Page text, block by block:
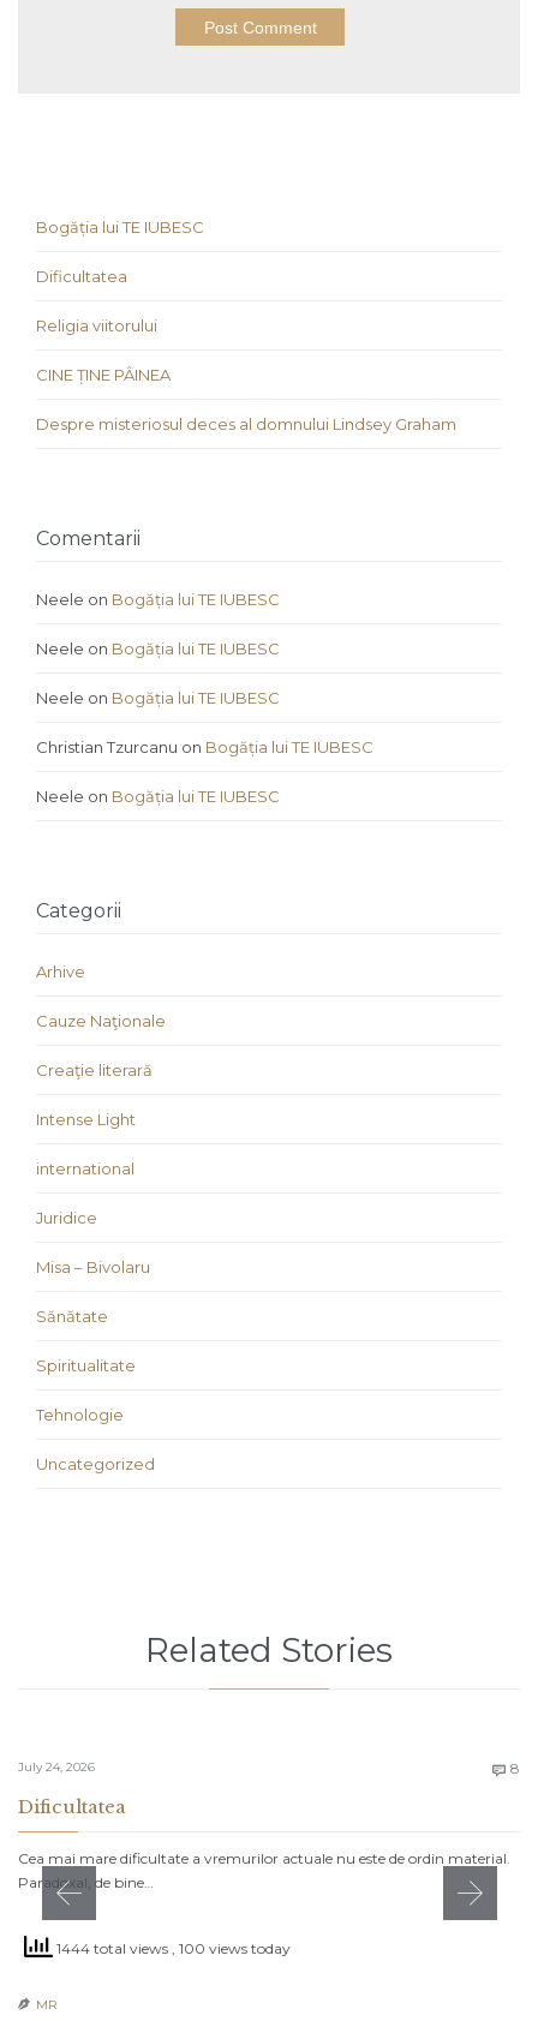
Bogăția lui TE IUBESC
Dificultatea
Religia viitorului
CINE ȚINE PÂINEA
Despre misteriosul deces al domnului Lindsey Graham
Comentarii
Neele on Bogăția lui TE IUBESC
Neele on Bogăția lui TE IUBESC
Neele on Bogăția lui TE IUBESC
Christian Tzurcanu on Bogăția lui TE IUBESC
Neele on Bogăția lui TE IUBESC
Categorii
Arhive
Cauze Naţionale
Creaţie literară
Intense Light
international
Juridice
Misa – Bivolaru
Sănătate
Spiritualitate
Tehnologie
Uncategorized
Related Stories
July 24, 2026  8
Dificultatea
Cea mai mare dificultate a vremurilor actuale nu este de ordin material.
Paradoxal, de bine…
1444 total views , 100 views today
 MR